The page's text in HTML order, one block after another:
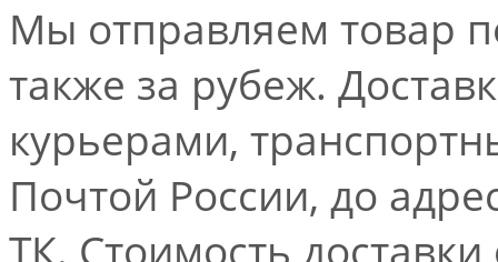
Мы отправляем товар
также за рубеж.
курьерами,
Почтой России, до
ТК. Стоимость